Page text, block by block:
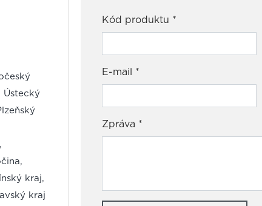
Ústecký
kraj,
kraj
Kód produktu *
E-mail *
Zpráva *